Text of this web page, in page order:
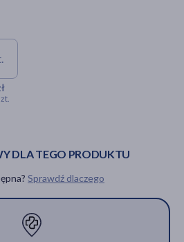
Zinkorot, 25 mg Zn2+,
20 szt.
DLA TEGO PRODUKTU
Sprawdź dlaczego